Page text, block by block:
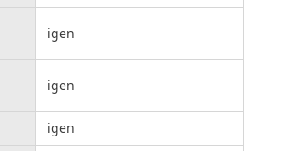
igen
igen
igen